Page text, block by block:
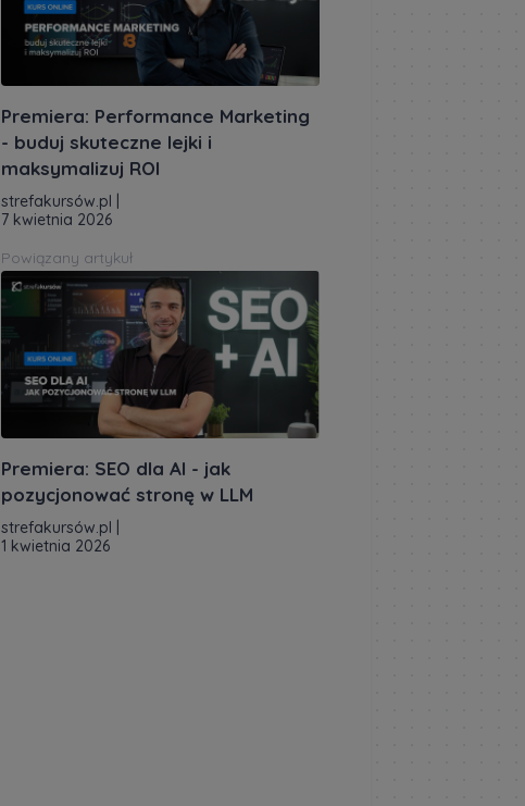
Premiera: Performance Marketing
- buduj skuteczne lejki i
maksymalizuj ROI
strefakursów.pl
7 kwietnia 2026
Powiązany artykuł
Premiera: SEO dla AI - jak
pozycjonować stronę w LLM
strefakursów.pl
1 kwietnia 2026